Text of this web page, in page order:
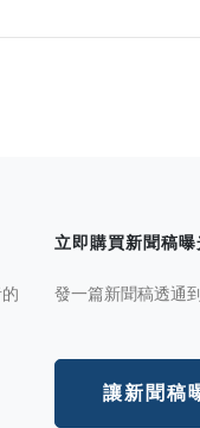
立即購買新聞稿曝
發一篇新聞稿透通
讓新聞稿